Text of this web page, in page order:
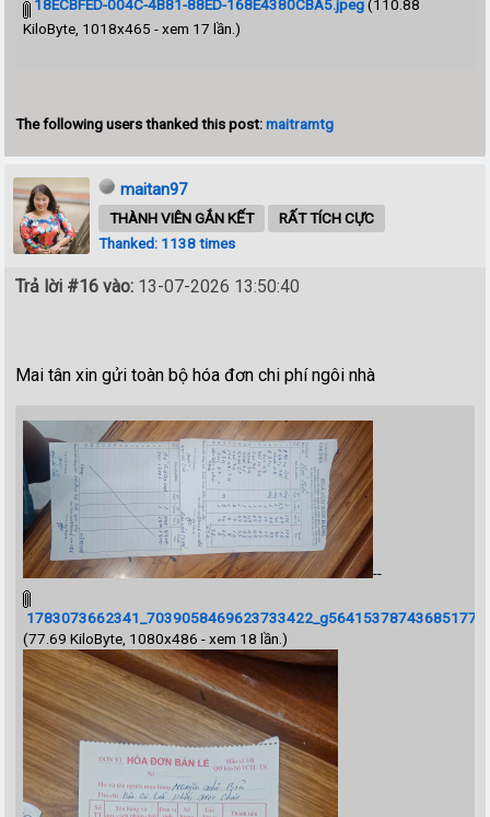
18ECBFED-004C-4B81-88ED-168E4380CBA5.jpeg(110.88
KiloByte, 1018x465 - xem 17 lần.)
The following users thanked this post:maitramtg
maitan97
THÀNH VIÊN GẮN KẾT
RẤT TÍCH CỰC
Thanked: 1138 times
Trả lời #16 vào: 13-07-2026 13:50:40
Mai tân xin gửi toàn bộ hóa đơn chi phí ngôi nhà
--
(77.69 KiloByte, 1080x486 - xem 18 lần.)